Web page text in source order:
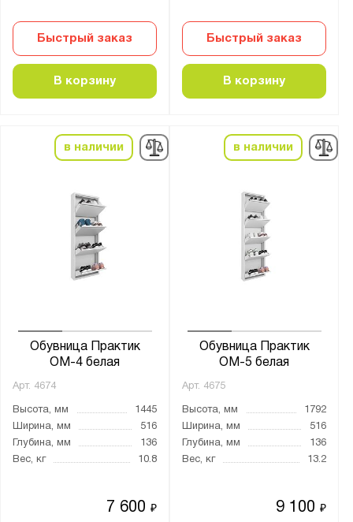
Быстрый заказ
В корзину
Быстрый заказ
В корзину
в наличии
Обувница Практик
ОМ-4 белая
Арт. 4674
Высота, мм
1445
Ширина, мм
516
Глубина, мм
136
Вес, кг
10.8
7 600₽
в наличии
Обувница Практик
ОМ-5 белая
Арт. 4675
Высота, мм
1792
Ширина, мм
516
Глубина, мм
136
Вес, кг
13.2
9 100₽
Распашная
Тип покрытия поверхности:
порошковое
Особенности:
Шкаф для обуви
Антрацитово-серый (RAL 7016)
Сигнальный белый (RAL 9003)
Страна производства:
Россия
Серия: